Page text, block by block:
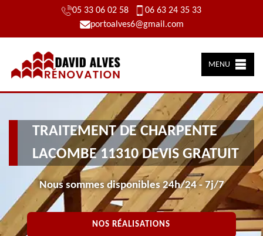
05 33 06 02 58
06 63 24 35 33
portoalves6@gmail.com
MENU
TRAITEMENT DE CHARPENTE
LACOMBE 11310 DEVIS GRATUIT
Nous sommes disponibles 24h/24 - 7j/7
NOS RÉALISATIONS